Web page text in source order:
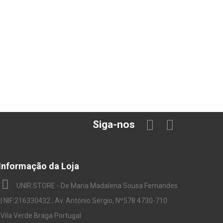
Siga-nos
da Loja
UNIR STORE - De Maria Madalena Sousa Fernandes
| NIF:216330432 , Av. António Sérgio, Nº578 4730-710
Vila Verde Braga Portugal